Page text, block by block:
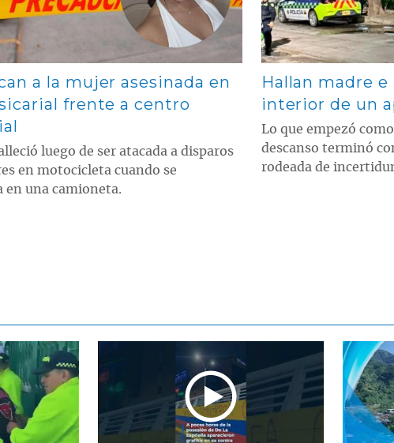
a la mujer asesinada en
frente a centro
luego de ser atacada a disparos
en motocicleta cuando se
en una camioneta.
Hallan madre
interior de un
Lo que empezó
descanso terminó
rodeada de